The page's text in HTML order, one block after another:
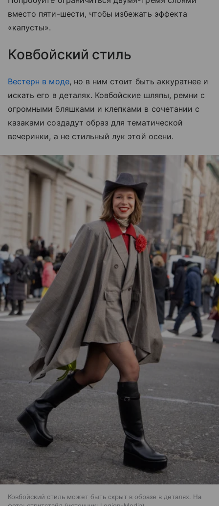
вместо пяти-шести, чтобы избежать эффекта
«капусты».
Ковбойский стиль
Вестерн в моде, но в ним стоит быть аккуратнее и
искать его в деталях. Ковбойские шляпы, ремни с
огромными бляшками и клепками в сочетании с
казаками создадут образ для тематической
вечеринки, а не стильный лук этой осени.
Ковбойский стиль может быть скрыт в образе в деталях. На